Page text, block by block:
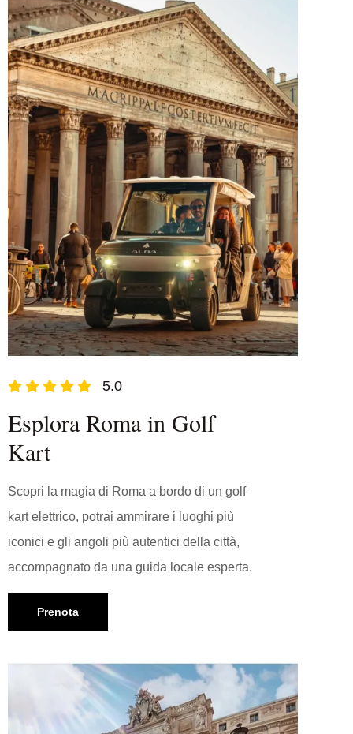
5.0
Esplora Roma in Golf
Kart
Scopri la magia di Roma a bordo di un golf
kart elettrico, potrai ammirare i luoghi più
iconici e gli angoli più autentici della città,
accompagnato da una guida locale esperta.
Prenota